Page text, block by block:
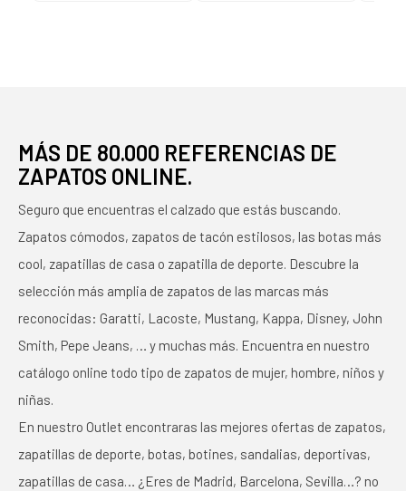
MÁS DE 80.000 REFERENCIAS DE
ZAPATOS ONLINE.
Seguro que encuentras el calzado que estás buscando.
Zapatos cómodos, zapatos de tacón estilosos, las botas más
cool, zapatillas de casa o zapatilla de deporte. Descubre la
selección más amplia de zapatos de las marcas más
reconocidas: Garatti, Lacoste, Mustang, Kappa, Disney, John
Smith, Pepe Jeans, … y muchas más. Encuentra en nuestro
catálogo online todo tipo de zapatos de mujer, hombre, niños y
niñas.
En nuestro Outlet encontraras las mejores ofertas de zapatos,
zapatillas de deporte, botas, botines, sandalias, deportivas,
zapatillas de casa… ¿Eres de Madrid, Barcelona, Sevilla…? no